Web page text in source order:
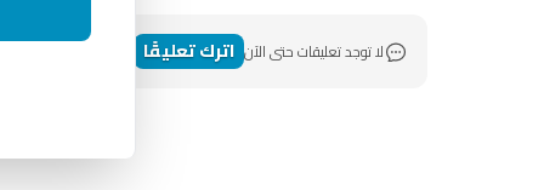
لا توجد تعليقات حتى الآن اترك تعليقًا